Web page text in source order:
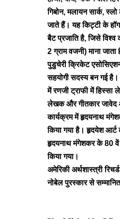
गिबोन, मलायन सार्क,
जाते हैं।यह किट्टी के
बैट प्रजाति है, जिसे
2 ग्राम वजनी) माना जाता
पुडुचेरी क्रिकेट
सहयोगी सदस्य बन गई
में रणजी ट्राफी में हिस्सा
लेखक और गीतकार जावेद
कार्यक्रम में हृदयनाथ
किया गया है। हृदयेश आर्ट
हृदयनाथ मंगेशकर के 80 वें
किया गया।
अमेरिकी अर्थशास्त्री
नोबेल पुरस्कार से